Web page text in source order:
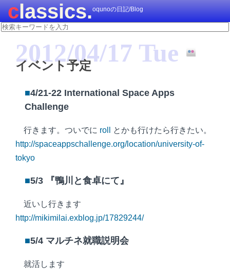
classics.oqunoの日記/Blog
2012/04/17 Tue
イベント予定
■4/21-22 International Space Apps
Challenge
行きます。ついでに roll
とかも行けたら行きたい。
http://spaceappschallenge.org/location/university-of-
tokyo
■5/3 『鴨川と食卓にて』
近いし行きます
http://mikimilai.exblog.jp/17829244/
■5/4 マルチネ就職説明会
就活します